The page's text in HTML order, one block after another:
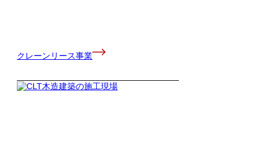
クレーンリース事業